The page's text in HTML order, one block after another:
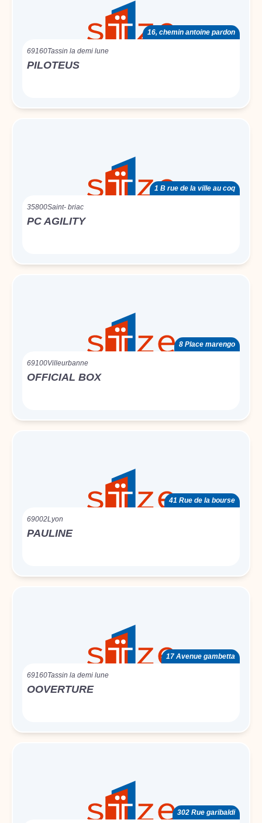
16, chemin antoine pardon
69160Tassin la demi lune
PILOTEUS
1 B rue de la ville au coq
35800Saint- briac
PC AGILITY
8 Place marengo
69100Villeurbanne
OFFICIAL BOX
41 Rue de la bourse
69002Lyon
PAULINE
17 Avenue gambetta
69160Tassin la demi lune
OOVERTURE
302 Rue garibaldi